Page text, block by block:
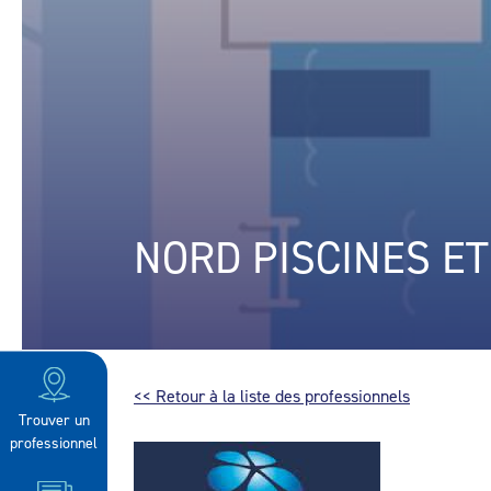
Trouver un
professionnel
NORD PISCINES
<< Retour à la liste des professionnels